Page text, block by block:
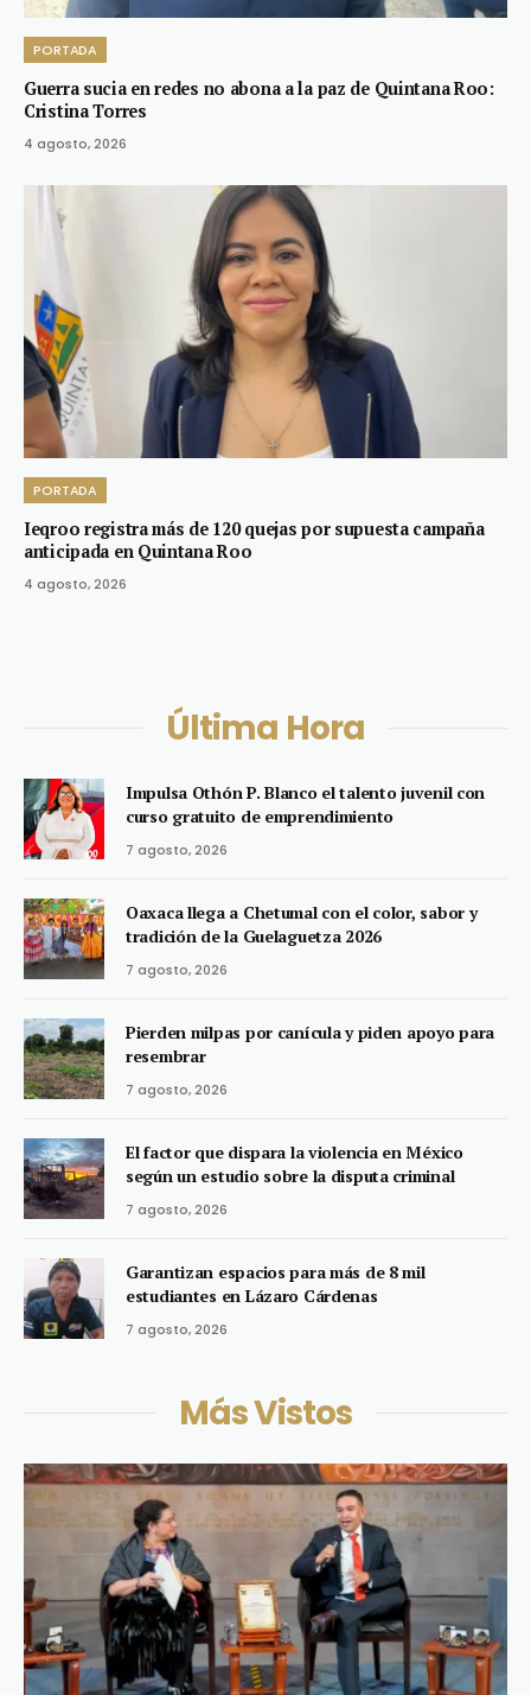
PORTADA
Guerra sucia en redes no abona a la paz de Quintana Roo:
Cristina Torres
4 agosto, 2026
PORTADA
Ieqroo registra más de 120 quejas por supuesta campaña
anticipada en Quintana Roo
4 agosto, 2026
Última Hora
Impulsa Othón P. Blanco el talento juvenil con
curso gratuito de emprendimiento
7 agosto, 2026
Oaxaca llega a Chetumal con el color, sabor y
tradición de la Guelaguetza 2026
7 agosto, 2026
Pierden milpas por canícula y piden apoyo para
resembrar
7 agosto, 2026
El factor que dispara la violencia en México
según un estudio sobre la disputa criminal
7 agosto, 2026
Garantizan espacios para más de 8 mil
estudiantes en Lázaro Cárdenas
7 agosto, 2026
Más Vistos